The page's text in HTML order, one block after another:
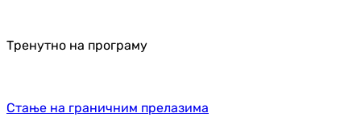
Тренутно на програму
Стање на граничним прелазима